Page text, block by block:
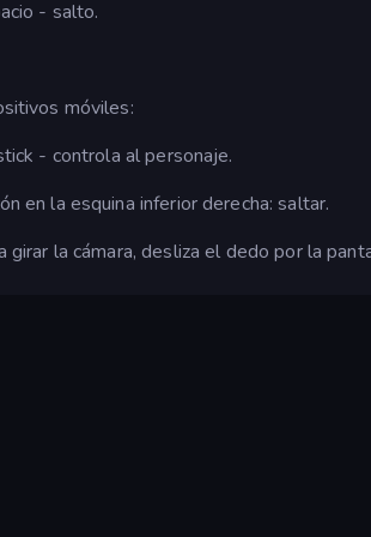
- salto.
móviles:
- controla al personaje.
en la esquina inferior derecha: saltar.
girar la cámara, desliza el dedo por la